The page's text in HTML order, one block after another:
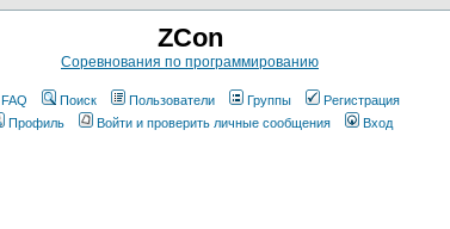
ZCon
Соревнования по программированию
FAQ Поиск Пользователи Группы
Регистрация
Профиль
Войти и проверить личные сообщения Вход